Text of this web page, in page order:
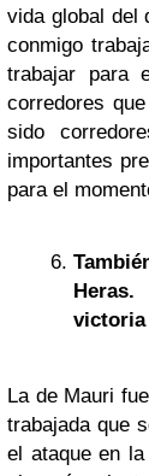
vida global del
conmigo
trabajar para
corredores
sido
importantes
para el
victoria
La de Mauri
trabajada que
el ataque en